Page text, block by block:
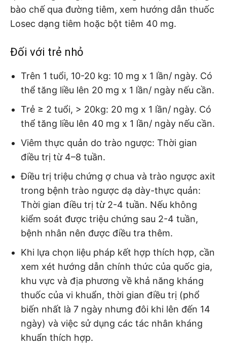
bào chế qua đường tiêm, xem hướng dẫn thuốc
Losec dạng tiêm hoặc bột tiêm 40 mg.
Đối với trẻ nhỏ
Trên 1 tuổi, 10-20 kg: 10 mg x 1 lần/ ngày. Có
thể tăng liều lên 20 mg x 1 lần/ ngày nếu cần.
Trẻ ≥ 2 tuổi, > 20kg: 20 mg x 1 lần/ ngày. Có
thể tăng liều lên 40 mg x 1 lần/ ngày nếu cần.
Viêm thực quản do trào ngược: Thời gian
điều trị từ 4–8 tuần.
Điều trị triệu chứng ợ chua và trào ngược axit
trong bệnh trào ngược dạ dày-thực quản:
Thời gian điều trị từ 2-4 tuần. Nếu không
kiểm soát được triệu chứng sau 2-4 tuần,
bệnh nhân nên được điều tra thêm.
Khi lựa chọn liệu pháp kết hợp thích hợp, cần
xem xét hướng dẫn chính thức của quốc gia,
khu vực và địa phương về khả năng kháng
thuốc của vi khuẩn, thời gian điều trị (phổ
biến nhất là 7 ngày nhưng đôi khi lên đến 14
ngày) và việc sử dụng các tác nhân kháng
khuẩn thích hợp.